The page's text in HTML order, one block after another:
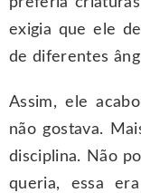
exigia que ele
de diferentes
Assim, ele
não gostava.
disciplina. Não
queria, essa